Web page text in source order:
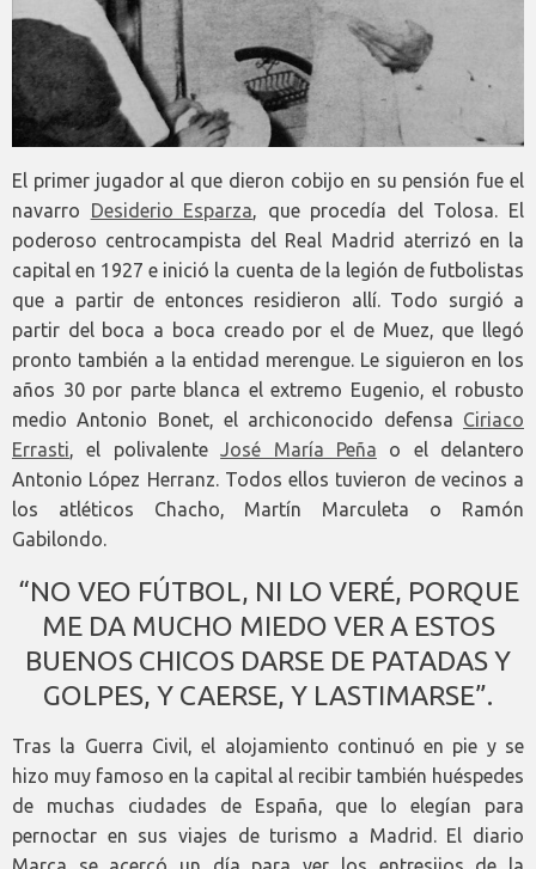
El primer jugador al que dieron cobijo en su pensión fue el
navarro Desiderio Esparza, que procedía del Tolosa. El
poderoso centrocampista del Real Madrid aterrizó en la
capital en 1927 e inició la cuenta de la legión de futbolistas
que a partir de entonces residieron allí. Todo surgió a
partir del boca a boca creado por el de Muez, que llegó
pronto también a la entidad merengue. Le siguieron en los
años 30 por parte blanca el extremo Eugenio, el robusto
medio Antonio Bonet, el archiconocido defensa Ciriaco
Errasti, el polivalenteJosé María Peña o el delantero
Antonio López Herranz. Todos ellos tuvieron de vecinos a
los atléticos Chacho, Martín Marculeta o Ramón
Gabilondo.
“NO VEO FÚTBOL, NI LO VERÉ, PORQUE
ME DA MUCHO MIEDO VER A ESTOS
BUENOS CHICOS DARSE DE PATADAS Y
GOLPES, Y CAERSE, Y LASTIMARSE”.
Tras la Guerra Civil, el alojamiento continuó en pie y se
hizo muy famoso en la capital al recibir también huéspedes
de muchas ciudades de España, que lo elegían para
pernoctar en sus viajes de turismo a Madrid. El diario